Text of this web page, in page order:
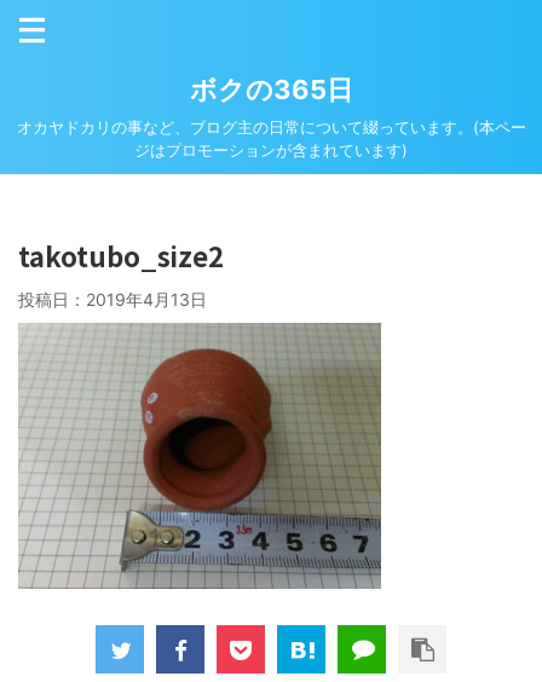
ボクの365日
オカヤドカリの事など、ブログ主の日常について綴っています。(本ペー
ジはプロモーションが含まれています)
takotubo_size2
投稿日： 2019年4月13日